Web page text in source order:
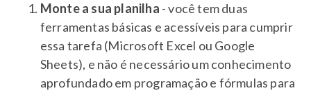
Monte a sua planilha - você tem duas
ferramentas básicas e acessíveis para cumprir
essa tarefa (Microsoft Excel ou Google
Sheets), e não é necessário um conhecimento
aprofundado em programação e fórmulas para